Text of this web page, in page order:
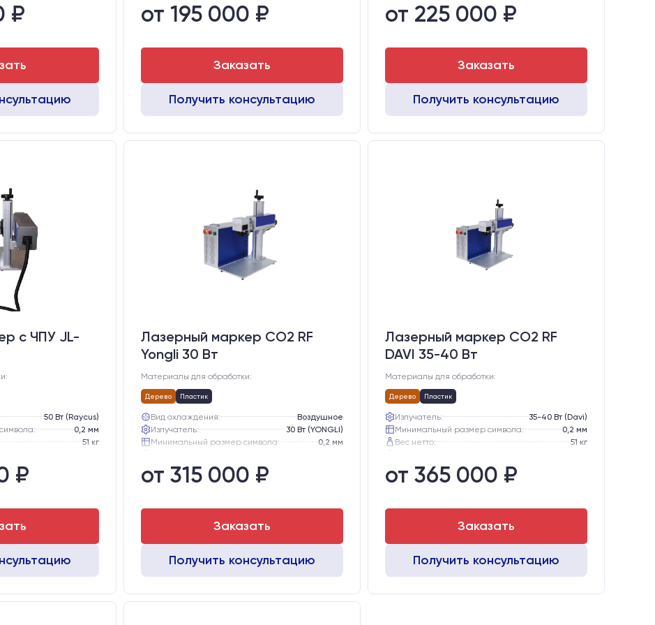
мм:
₽
Транспортный габарит станка, мм:
от 195 000 ₽
Заказать
Получить консультацию
Транспортный габарит станка, мм:
от 225 000 ₽
Заказать
Получить консультацию
с ЧПУ JL-
50 Вт (Raycus)
0,2 мм
51 кг
мм:
₽
Лазерный маркер CO2 RF
Yongli 30 Вт
Материалы для обработки:
Дерево Пластик
Вид охлаждения:
Воздушное
Излучатель:
30 Вт (YONGLI)
Минимальный размер символа:
0,2 мм
Вес брутто:
Транспортный габарит станка, мм:
от 315 000 ₽
Заказать
Получить консультацию
Лазерный маркер CO2 RF
DAVI 35-40 Вт
Материалы для обработки:
Дерево Пластик
Излучатель:
35-40 Вт (Davi)
Минимальный размер символа:
0,2 мм
Вес нетто:
51 кг
Транспортный габарит станка, мм:
от 365 000 ₽
Заказать
Получить консультацию